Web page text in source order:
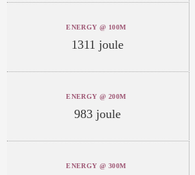
ENERGY @ 100M
1311 joule
ENERGY @ 200M
983 joule
ENERGY @ 300M